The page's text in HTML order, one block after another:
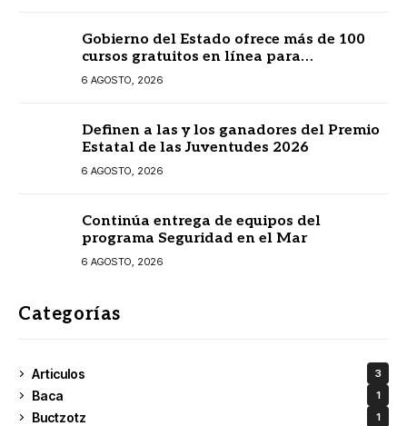
Gobierno del Estado ofrece más de 100
cursos gratuitos en línea para
prestadores turísticos
6 AGOSTO, 2026
Definen a las y los ganadores del Premio
Estatal de las Juventudes 2026
6 AGOSTO, 2026
Continúa entrega de equipos del
programa Seguridad en el Mar
6 AGOSTO, 2026
Categorías
Articulos 3
Baca 1
Buctzotz 1